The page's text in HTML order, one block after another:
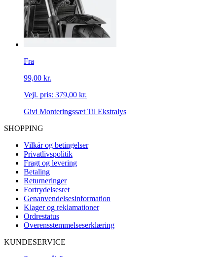
Fra
99,00 kr.
Vejl. pris: 379,00 kr.
Givi Monteringssæt Til Ekstralys
SHOPPING
Vilkår og betingelser
Privatlivspolitik
Fragt og levering
Betaling
Returneringer
Fortrydelsesret
Genanvendelsesinformation
Klager og reklamationer
Ordrestatus
Overensstemmelseserklæring
KUNDESERVICE